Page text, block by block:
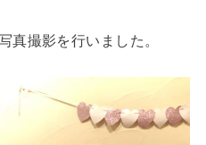
真撮影を行いました。